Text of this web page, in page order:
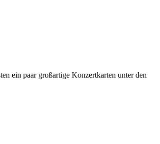
ein paar großartige Konzertkarten unter den